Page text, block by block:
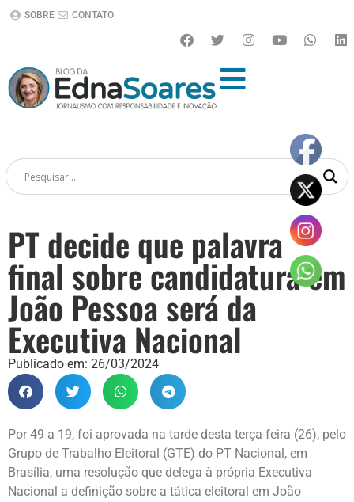
SOBRE CONTATO
PT decide que palavra
final sobre candidatura em
João Pessoa será da
Executiva Nacional
Publicado em: 26/03/2024
Por 49 a 19, foi aprovada na tarde desta terça-feira (26), pelo
Grupo de Trabalho Eleitoral (GTE) do PT Nacional, em
Brasília, uma resolução que delega à própria Executiva
Nacional a definição sobre a tática eleitoral em João